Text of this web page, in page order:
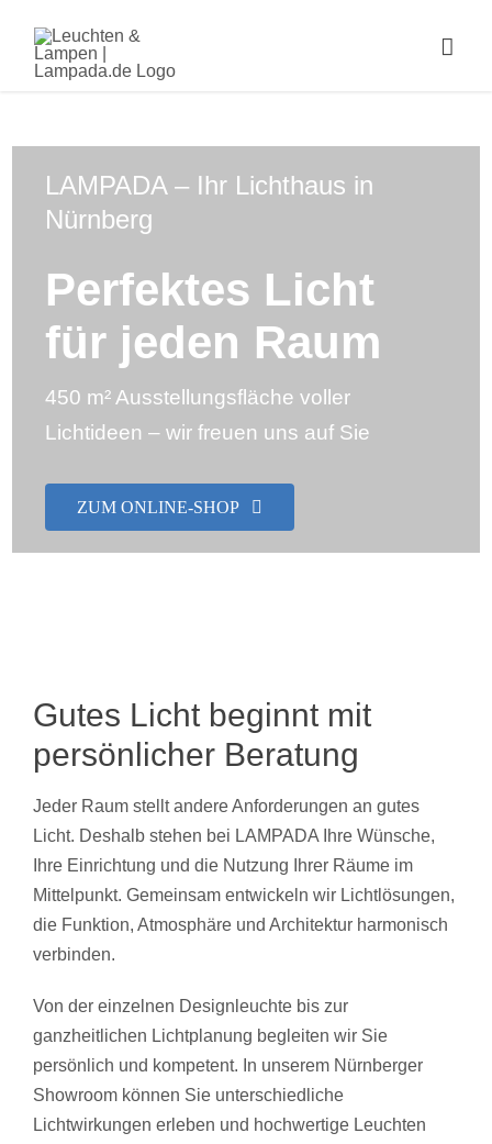
content
Online-Shop
Referenzen
Service
Ratgeber
LAMPADA – Ihr Lichthaus in
Nürnberg
Perfektes Licht
für jeden Raum
450 m² Ausstellungsfläche voller
Lichtideen – wir freuen uns auf Sie
ZUM ONLINE-SHOP
Gutes Licht beginnt mit
persönlicher Beratung
Jeder Raum stellt andere Anforderungen an gutes
Licht. Deshalb stehen bei LAMPADA Ihre Wünsche,
Ihre Einrichtung und die Nutzung Ihrer Räume im
Mittelpunkt. Gemeinsam entwickeln wir Lichtlösungen,
die Funktion, Atmosphäre und Architektur harmonisch
verbinden.
Von der einzelnen Designleuchte bis zur
ganzheitlichen Lichtplanung begleiten wir Sie
persönlich und kompetent. In unserem Nürnberger
Showroom können Sie unterschiedliche
Lichtwirkungen erleben und hochwertige Leuchten